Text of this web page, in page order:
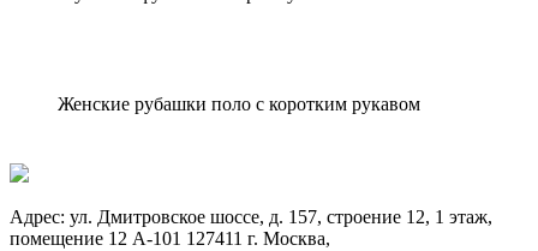
Женские рубашки поло с коротким рукавом
Адрес: ул. Дмитровское шоссе, д. 157, строение 12, 1 этаж,
помещение 12 А-101 127411 г. Москва,